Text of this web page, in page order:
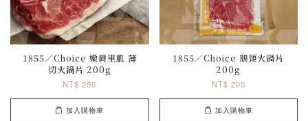
1855／Choice 嫩肩里肌 薄
切火鍋片 200g
NT$ 250
加入購物車
1855／Choice 鵝頸火鍋片
200g
NT$ 200
加入購物車